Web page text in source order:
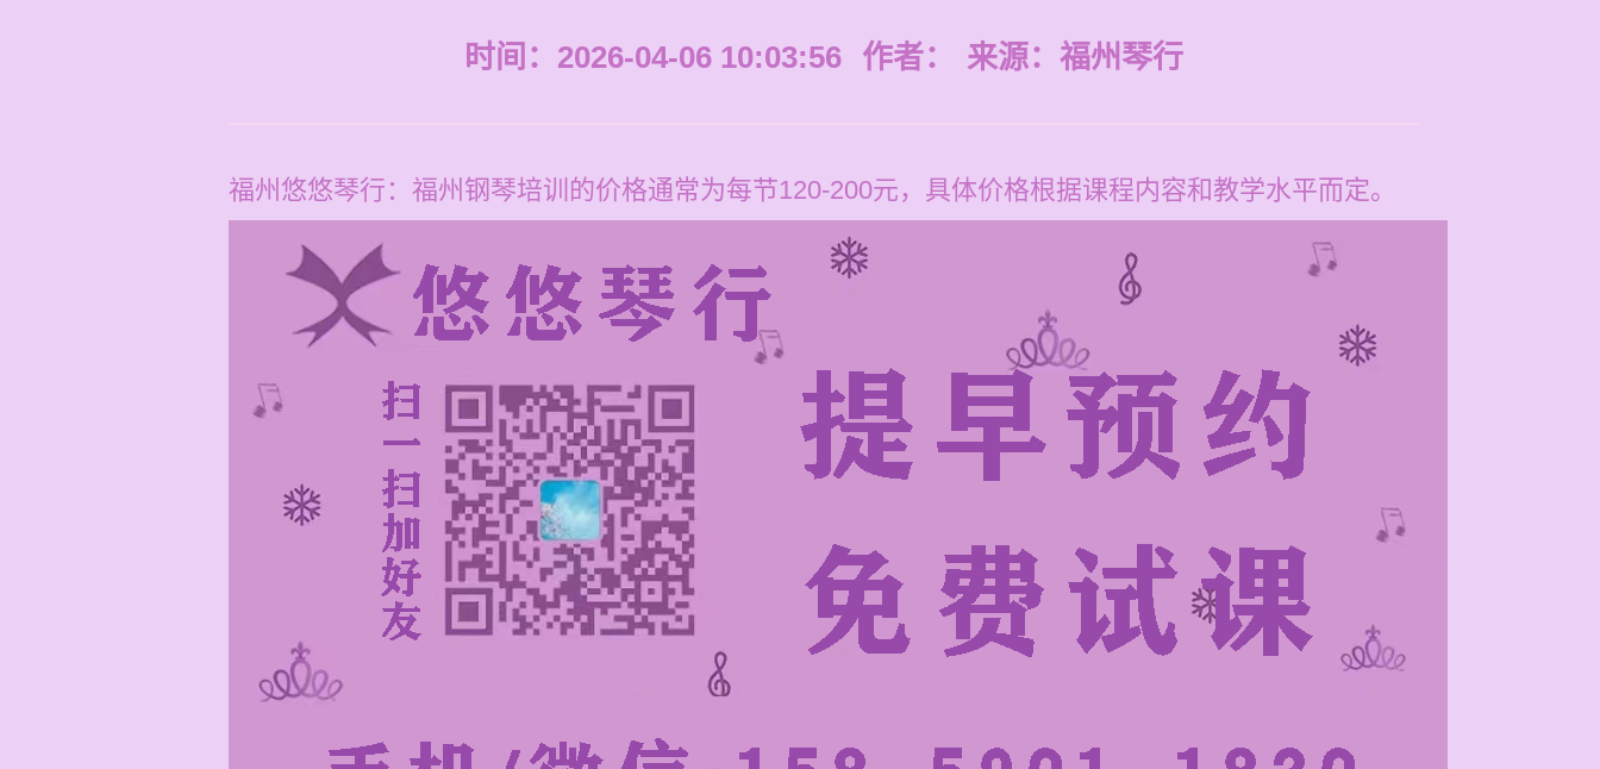
时间：2026-04-06 10:03:56 作者： 来源： 福州琴行
福州悠悠琴行：福州钢琴培训的价格通常为每节120-200元，具体价格根据课程内容和教学水平而定。